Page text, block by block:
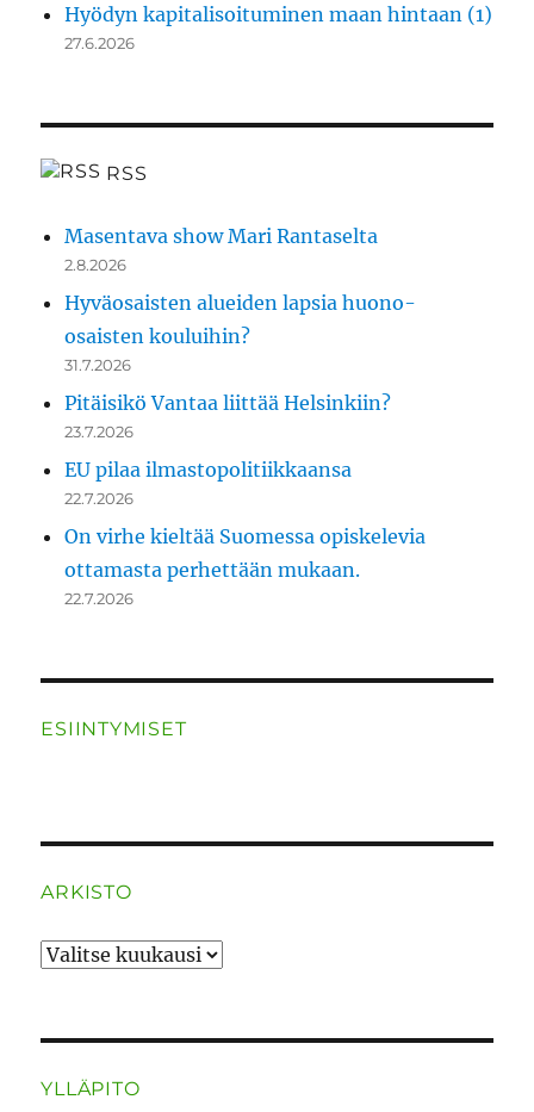
Hyödyn kapitalisoituminen maan hintaan (1)
27.6.2026
RSS
Masentava show Mari Rantaselta
2.8.2026
Hyväosaisten alueiden lapsia huono-
osaisten kouluihin?
31.7.2026
Pitäisikö Vantaa liittää Helsinkiin?
23.7.2026
EU pilaa ilmastopolitiikkaansa
22.7.2026
On virhe kieltää Suomessa opiskelevia
ottamasta perhettään mukaan.
22.7.2026
ESIINTYMISET
ARKISTO
ARKISTO
YLLÄPITO